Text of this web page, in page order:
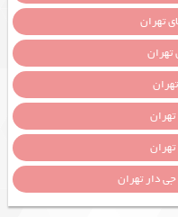
تهران
دار تهران